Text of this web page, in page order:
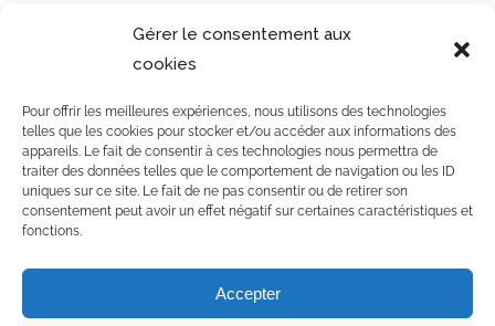
Gérer le consentement aux
cookies
Pour offrir les meilleures expériences, nous utilisons des technologies
telles que les cookies pour stocker et/ou accéder aux informations des
appareils. Le fait de consentir à ces technologies nous permettra de
traiter des données telles que le comportement de navigation ou les ID
uniques sur ce site. Le fait de ne pas consentir ou de retirer son
consentement peut avoir un effet négatif sur certaines caractéristiques et
fonctions.
Accepter
1462 Yvonand / Rte de Rovray 30
Vaud / Switzerland
Téléphone : +4179 242 32 68
Notre politique de confidentialité